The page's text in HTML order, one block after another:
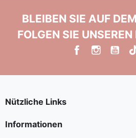
BLEIBEN SIE AUF
FOLGEN SIE
Nützliche Links
Informationen